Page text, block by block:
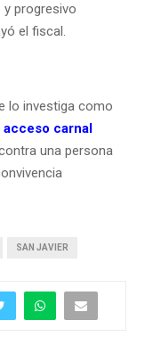
progresivo
el fiscal.
lo investiga como
carnal
una persona
SAN JAVIER